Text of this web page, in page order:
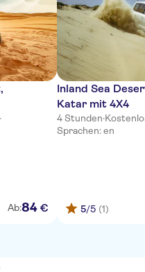
·
Ab:84 €
Inland Sea
Katar mit 4X4
4 Stunden·
Sprachen: en
5/5 (1)